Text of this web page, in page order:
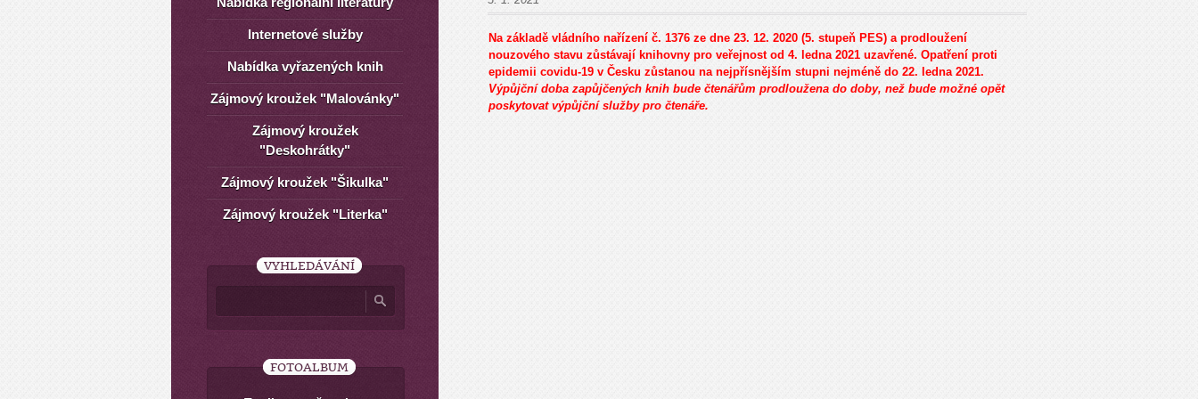
Na základě vládního nařízení č. 1376 ze dne 23. 12. 2020 (5. stupeň PES) a prodloužení
nouzového stavu zůstávají knihovny pro veřejnost od 4. ledna 2021 uzavřené. Opatření proti
epidemii covidu-19 v Česku zůstanou na nejpřísnějším stupni nejméně do 22. ledna 2021.
Výpůjční doba zapůjčených knih bude čtenářům prodloužena do doby, než bude možné opět
poskytovat výpůjční služby pro čtenáře.
Internetové služby
Nabídka vyřazených knih
Zájmový kroužek "Malovánky"
Zájmový kroužek
"Deskohrátky"
Zájmový kroužek "Šikulka"
Zájmový kroužek "Literka"
VYHLEDÁVÁNÍ
FOTOALBUM